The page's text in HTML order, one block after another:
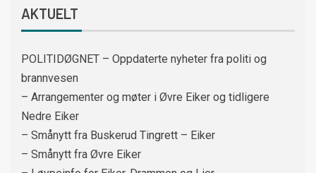
AKTUELT
POLITIDØGNET – Oppdaterte nyheter fra politi og
brannvesen
– Arrangementer og møter i Øvre Eiker og tidligere
Nedre Eiker
– Smånytt fra Buskerud Tingrett – Eiker
– Smånytt fra Øvre Eiker